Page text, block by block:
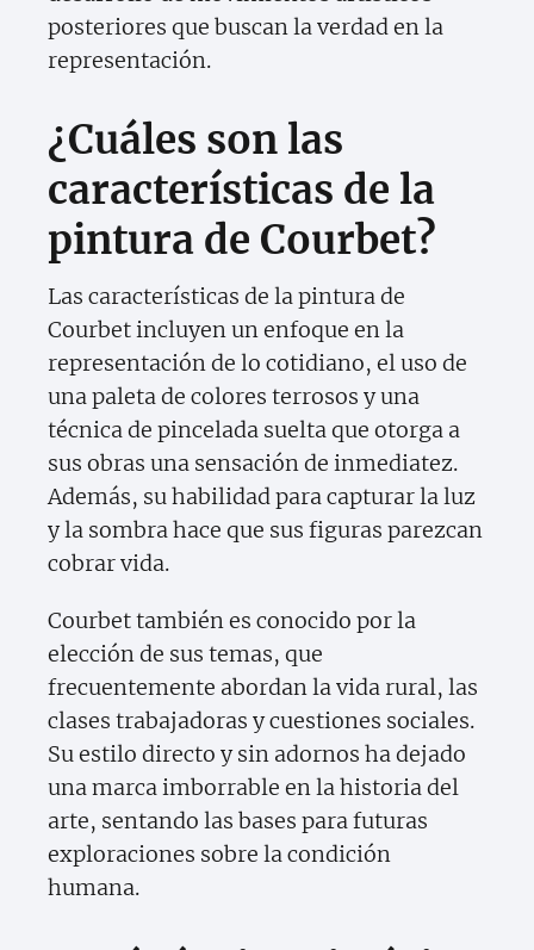
posteriores que buscan la verdad en la
representación.
¿Cuáles son las
características de la
pintura de Courbet?
Las características de la pintura de
Courbet incluyen un enfoque en la
representación de lo cotidiano, el uso de
una paleta de colores terrosos y una
técnica de pincelada suelta que otorga a
sus obras una sensación de inmediatez.
Además, su habilidad para capturar la luz
y la sombra hace que sus figuras parezcan
cobrar vida.
Courbet también es conocido por la
elección de sus temas, que
frecuentemente abordan la vida rural, las
clases trabajadoras y cuestiones sociales.
Su estilo directo y sin adornos ha dejado
una marca imborrable en la historia del
arte, sentando las bases para futuras
exploraciones sobre la condición
humana.